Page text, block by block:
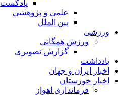
پادکست
علمی و پژوهشی
بین الملل
ورزشی
ورزش همگانی
گزارش تصویری
یادداشت
اخبار ایران و جهان
اخبار خوزستان
فرمانداری اهواز